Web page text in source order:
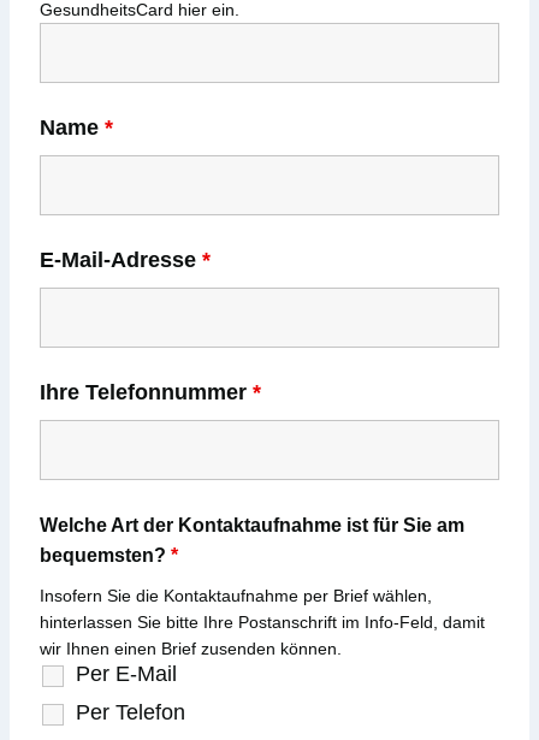
GesundheitsCard hier ein.
Name *
E-Mail-Adresse *
Ihre Telefonnummer *
Welche Art der Kontaktaufnahme ist für Sie am
bequemsten? *
Per E-Mail
Per Telefon
Insofern Sie die Kontaktaufnahme per Brief wählen,
hinterlassen Sie bitte Ihre Postanschrift im Info-Feld, damit
wir Ihnen einen Brief zusenden können.